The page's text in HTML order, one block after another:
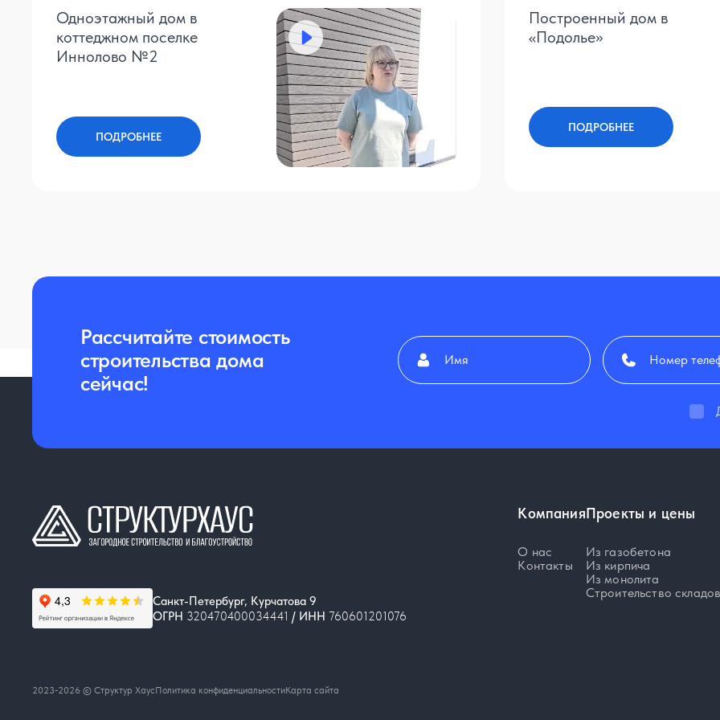
Одноэтажный дом в
коттеджном поселке
Иннолово №2
ПОДРОБНЕЕ
Построенный дом в
«Подолье»
ПОДРОБНЕЕ
Рассчитайте стоимость
строительства дома
сейчас!
Компания
О нас
Контакты
Проекты и цены
Из газобетона
Из кирпича
Из монолита
Строительство складов
Санкт-Петербург, Курчатова 9
ОГРН 320470400034441 / ИНН 760601201076
2023-2026 © Структур ХаусПолитика конфиденциальностиКарта сайта